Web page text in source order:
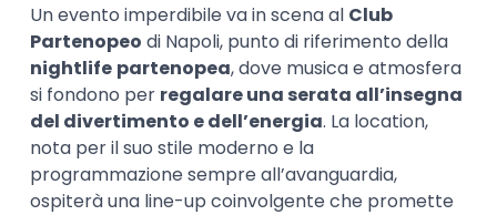
Un evento imperdibile va in scena al Club
Partenopeo di Napoli, punto di riferimento della
nightlife partenopea, dove musica e atmosfera
si fondono per regalare una serata all’insegna
del divertimento e dell’energia. La location,
nota per il suo stile moderno e la
programmazione sempre all’avanguardia,
ospiterà una line-up coinvolgente che promette